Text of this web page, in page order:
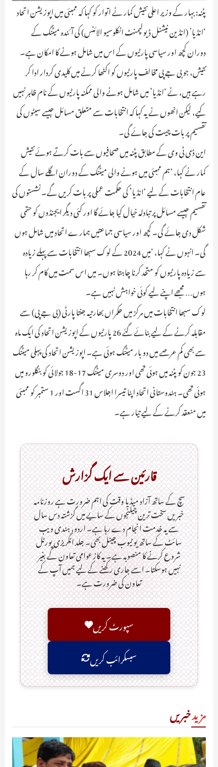
پٹنہ: بہار کے وزیر اعلی نتیش کمار نے اتوار کو کہا کہ ممبئی میں اپوزیشن اتحاد
‘انڈیا’ (انڈین نیشنل ڈیولپمنٹ انکلوسیو الائنس) کی آئندہ میٹنگ کے
دوران کچھ اور سیاسی پارٹیوں کے اس میں شامل ہونے کا امکان ہے۔
نتیش، جو بی جے پی مخالف پارٹیوں کو اکٹھا کرنے میں کلیدی کردار ادا کر
رہے ہیں، نے ‘انڈیا’ میں شامل ہونے والی ممکنہ پارٹیوں کے نام ظاہر نہیں
کیے، لیکن انھوں نے یہ کہا کہ انتخابات سے متعلق مسائل جیسے سیٹوں کی
تقسیم پر بات چیت کی جائے گی۔
این ڈی ٹی وی کے مطابق پٹنہ میں صحافیوں سے بات کرتے ہوئے نتیش
کمار نے کہا، ‘ہم ممبئی میں ہونے والی میٹنگ کے دوران اگلے سال کے
عام انتخابات کے لیے ‘انڈیا’ کی حکمت عملی پر بات کریں گے۔ نشستوں کی
تقسیم جیسے مسائل پر تبادلہ خیال کیا جائے گا اور کئی دیگر ایجنڈوں کو حتمی
شکل دی جائے گی۔ کچھ اور سیاسی جماعتیں ہمارے اتحاد میں شامل ہوں
گی۔ انہوں نے کہا، ‘میں 2024 کے لوک سبھا انتخابات سے پہلے زیادہ
سے زیادہ پارٹیوں کو متحد کرنا چاہتا ہوں۔ میں اس سمت میں کام کر رہا
ہوں… مجھے اپنے لیے کوئی خواہش نہیں ہے۔
لوک سبھا انتخابات میں مرکز میں حکمراں بھارتیہ جنتا پارٹی (بی جے پی) سے
مقابلہ کرنے کے لیے بنائے گئے 26 پارٹیوں کے اپوزیشن اتحاد کی ایک ماہ
سے بھی کم عرصے میں دو بار میٹنگ ہوئی ہے۔ اپوزیشن اتحاد کی پہلی میٹنگ
23 جون کو پٹنہ میں ہوئی تھی اور دوسری میٹنگ 17-18 جولائی کو بنگلورو میں
ہوئی تھی۔ ہندوستانی اتحاد اپنا تیسرا اجلاس 31 اگست اور 1 ستمبر کو ممبئی
میں منعقد کرنے کے لیے تیار ہے۔
قارئین سے ایک گزارش
سچ کے ساتھ آزاد میڈیا وقت کی اہم ضرورت ہےـ روزنامہ
خبریں سخت ترین چیلنجوں کے سایے میں گزشتہ دس سال
سے یہ خدمت انجام دے رہا ہے۔ اردو، ہندی ویب
سائٹ کے ساتھ یو ٹیوب چینل بھی۔ جلد انگریزی پورٹل
شروع کرنے کا منصوبہ ہے۔ یہ کاز عوامی تعاون کے بغیر
نہیں ہوسکتا۔ اسے جاری رکھنے کے لیے ہمیں آپ کے
تعاون کی ضرورت ہے۔
سپورٹ کریں
سبسکرائب کریں
مزیدخبریں